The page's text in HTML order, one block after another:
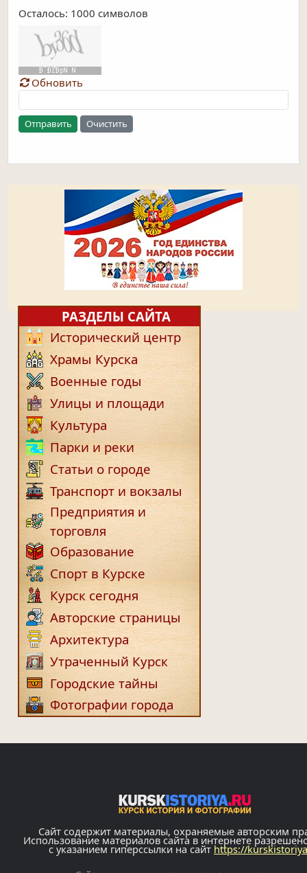
РАЗДЕЛЫ САЙТА
Исторический центр
Храмы Курска
Военные годы
Улицы и площади
Культура
Парки и реки
Статьи о городе
Транспорт и вокзалы
Предприятия и
торговля
Образование
Спорт в Курске
Курск сегодня
Авторские страницы
Архитектура
Утраченный Курск
Городские тайны
Фотографии города
Осталось: 1000 символов
Обновить
Отправить Очистить
Сайт содержит материалы, охраняемые авторским
Использование материалов сайта в интернете
с указанием гиперссылки на сайтhttps://